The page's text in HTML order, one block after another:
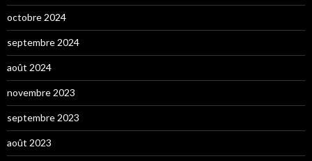
octobre 2024
septembre 2024
août 2024
novembre 2023
septembre 2023
août 2023